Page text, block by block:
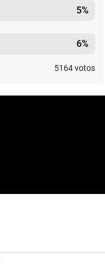
5%
6%
5164votos